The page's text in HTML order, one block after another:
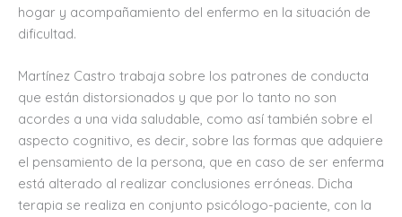
hogar y acompañamiento del enfermo en la situación de
dificultad.
Martínez Castro trabaja sobre los patrones de conducta
que están distorsionados y que por lo tanto no son
acordes a una vida saludable, como así también sobre el
aspecto cognitivo, es decir, sobre las formas que adquiere
el pensamiento de la persona, que en caso de ser enferma
está alterado al realizar conclusiones erróneas. Dicha
terapia se realiza en conjunto psicólogo-paciente, con la